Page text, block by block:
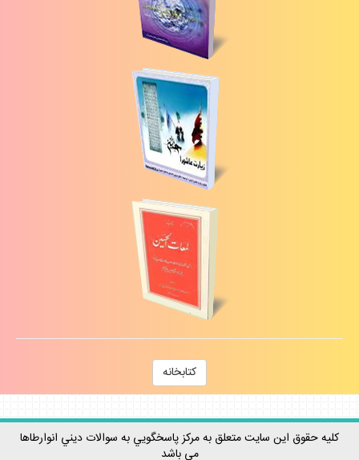
كتابخانه
كليه حقوق اين سايت متعلق به مركز پاسخگويي به سوالات ديني انوارطاها
مي باشد